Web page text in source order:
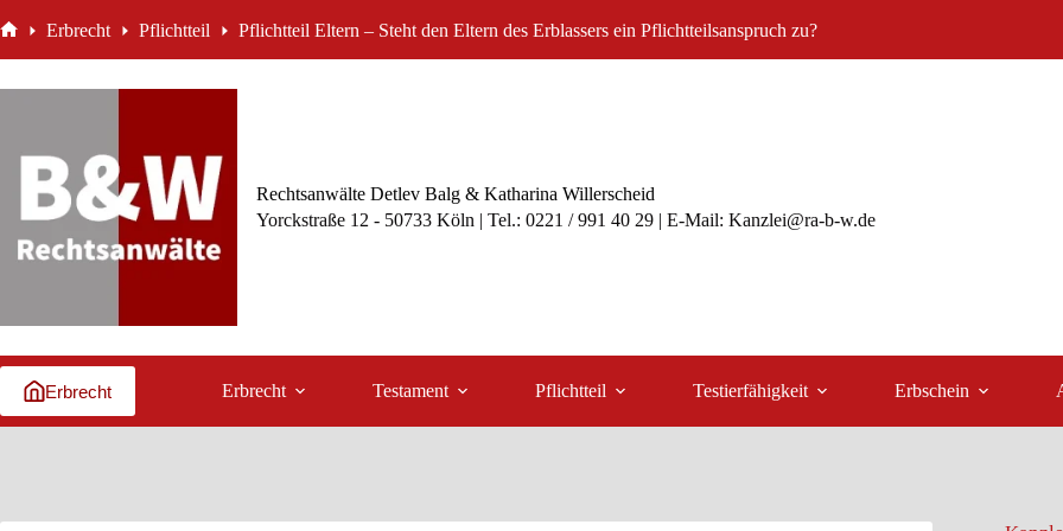
Inhalt Erbrecht Pflichtteil Pflichtteil Eltern – Steht den Eltern des Erblassers ein Pflichtteilsanspruch zu?
Rechtsanwälte Detlev Balg & Katharina Willerscheid
Yorckstraße 12 - 50733 Köln | Tel.: 0221 / 991 40 29 | E-Mail: Kanzlei@ra-b-w.de
Erbrecht Erbrecht Testament Pflichtteil Testierfähigkeit Erbschein